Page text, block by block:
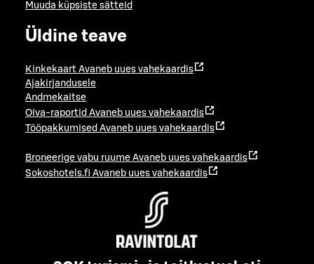
Muuda küpsiste sätteid
Üldine teave
Kinkekaart Avaneb uues vahekaardis
Ajakirjandusele
Andmekaitse
Oiva-raportid Avaneb uues vahekaardis
Tööpakkumised Avaneb uues vahekaardis
Broneerige vabu ruume Avaneb uues vahekaardis
Sokoshotels.fi Avaneb uues vahekaardis